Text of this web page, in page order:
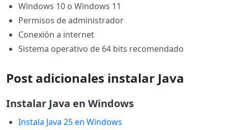
Windows 10 o Windows 11
Permisos de administrador
Conexión a internet
Sistema operativo de 64 bits recomendado
Post adicionales instalar Java
Instalar Java en Windows
Instala Java 25 en Windows